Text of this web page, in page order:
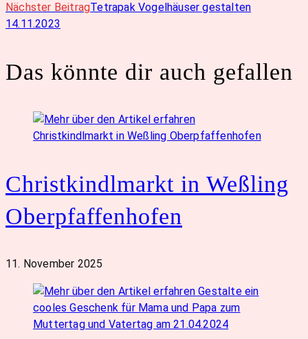
Artikel
ansehen
Nächster BeitragTetrapak Vogelhäuser gestalten
14.11.2023
Das könnte dir auch gefallen
Christkindlmarkt in Weßling
Oberpfaffenhofen
11. November 2025